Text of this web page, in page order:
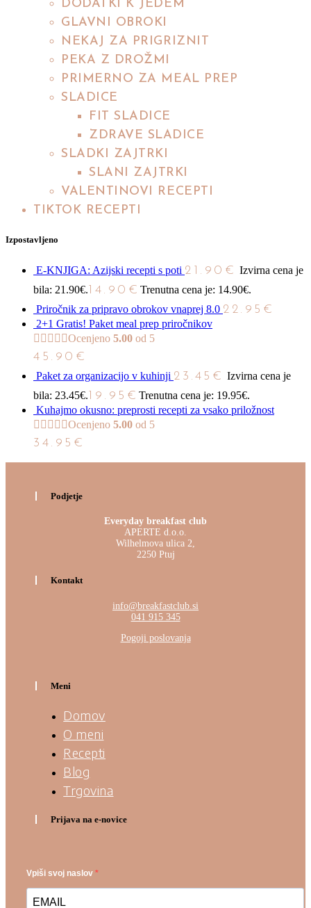
DODATKI K JEDEM
GLAVNI OBROKI
NEKAJ ZA PRIGRIZNIT
PEKA Z DROŽMI
PRIMERNO ZA MEAL PREP
SLADICE
FIT SLADICE
ZDRAVE SLADICE
SLADKI ZAJTRKI
SLANI ZAJTRKI
VALENTINOVI RECEPTI
TIKTOK RECEPTI
Izpostavljeno
E-KNJIGA: Azijski recepti s poti 21.90 € Izvirna cena je
bila: 21.90€.14.90 € Trenutna cena je: 14.90€.
Priročnik za pripravo obrokov vnaprej 8.0 22.95 €
2+1 Gratis! Paket meal prep priročnikov
Ocenjeno 5.00 od 5
45.90 €
Paket za organizacijo v kuhinji 23.45 € Izvirna cena je
bila: 23.45€.19.95 € Trenutna cena je: 19.95€.
Kuhajmo okusno: preprosti recepti za vsako priložnost
Ocenjeno 5.00 od 5
34.95 €
Podjetje
Everyday breakfast club
APERTE d.o.o.
Wilhelmova ulica 2,
2250 Ptuj
Kontakt
info@breakfastclub.si
041 915 345
Pogoji poslovanja
Meni
Domov
O meni
Recepti
Blog
Trgovina
Prijava na e-novice
Vpiši svoj naslov